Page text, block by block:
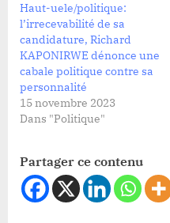
Haut-uele/politique:
l’irrecevabilité de sa
candidature, Richard
KAPONIRWE dénonce une
cabale politique contre sa
personnalité
15 novembre 2023
Dans "Politique"
Partager ce contenu